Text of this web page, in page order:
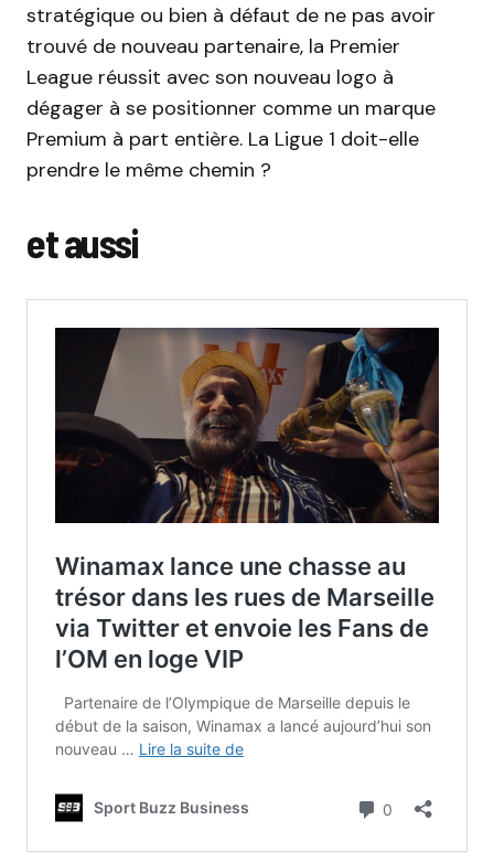
stratégique ou bien à défaut de ne pas avoir
trouvé de nouveau partenaire, la Premier
League réussit avec son nouveau logo à
dégager à se positionner comme un marque
Premium à part entière. La Ligue 1 doit-elle
prendre le même chemin ?
et aussi